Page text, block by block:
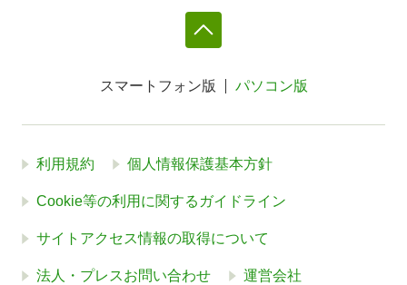
スマートフォン版 パソコン版
利用規約 個人情報保護基本方針
Cookie等の利用に関するガイドライン
サイトアクセス情報の取得について
法人・プレスお問い合わせ 運営会社